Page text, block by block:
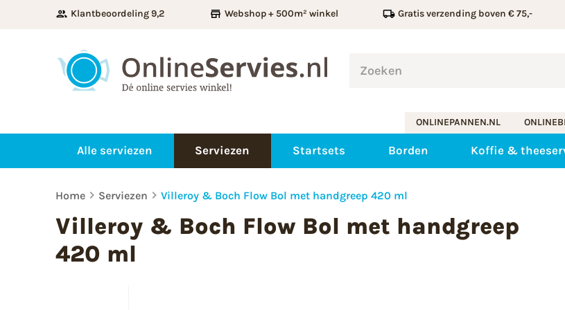
Klantbeoordeling 9,2 Webshop + 500m² winkel Gratis verzending boven € 75,-
ONLINEPANNEN.NL
Alle serviezen Serviezen Startsets Borden Koffie &
Home Serviezen Villeroy & Boch Flow Bol met handgreep 420 ml
Villeroy & Boch Flow Bol met handgreep
420 ml